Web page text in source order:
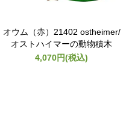
オウム（赤）21402 ostheimer/
オストハイマーの動物積木
4,070円(税込)